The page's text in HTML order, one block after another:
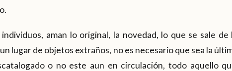
individuos, aman lo original, la novedad, lo que se sale
lugar de objetos extraños, no es necesario que sea la
o no este aun en circulación, todo aquello